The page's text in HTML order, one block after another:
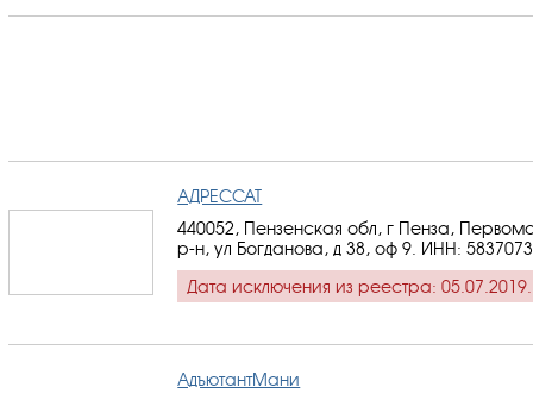
АДРЕССАТ
440052, Пензенская обл, г Пенза,
р-н, ул Богданова, д 38, оф 9. ИНН:
Дата исключения из реестра: 05.07.2019.
АдъютантМани